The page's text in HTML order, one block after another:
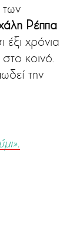
των
Ρέππα
έξι χρόνια
κοινό.
την